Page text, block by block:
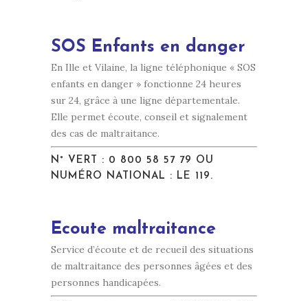
SOS Enfants en danger
En Ille et Vilaine, la ligne téléphonique « SOS
enfants en danger » fonctionne 24 heures
sur 24, grâce à une ligne départementale.
Elle permet écoute, conseil et signalement
des cas de maltraitance.
N° VERT : 0 800 58 57 79 OU
NUMÉRO NATIONAL : LE 119.
Ecoute maltraitance
Service d’écoute et de recueil des situations
de maltraitance des personnes âgées et des
personnes handicapées.